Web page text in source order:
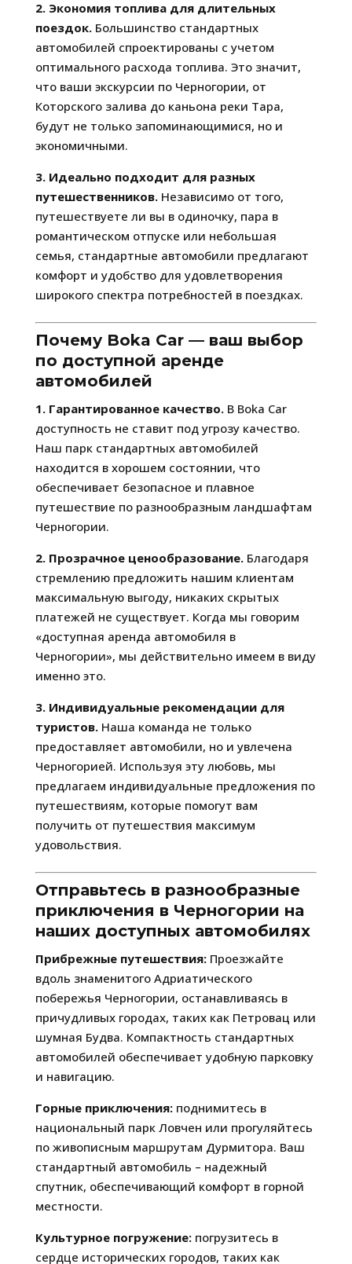
2. Экономия топлива для длительных
поездок.Большинство стандартных
автомобилей спроектированы с учетом
оптимального расхода топлива. Это значит,
что ваши экскурсии по Черногории, от
Которского залива до каньона реки Тара,
будут не только запоминающимися, но и
экономичными.
3. Идеально подходит для разных
путешественников.Независимо от того,
путешествуете ли вы в одиночку, пара в
романтическом отпуске или небольшая
семья, стандартные автомобили предлагают
комфорт и удобство для удовлетворения
широкого спектра потребностей в поездках.
Почему Boka Car — ваш выбор
по доступной аренде
автомобилей
1. Гарантированное качество.В Boka Car
доступность не ставит под угрозу качество.
Наш парк стандартных автомобилей
находится в хорошем состоянии, что
обеспечивает безопасное и плавное
путешествие по разнообразным ландшафтам
Черногории.
2. Прозрачное ценообразование.Благодаря
стремлению предложить нашим клиентам
максимальную выгоду, никаких скрытых
платежей не существует. Когда мы говорим
«доступная аренда автомобиля в
Черногории», мы действительно имеем в виду
именно это.
3. Индивидуальные рекомендации для
туристов.Наша команда не только
предоставляет автомобили, но и увлечена
Черногорией. Используя эту любовь, мы
предлагаем индивидуальные предложения по
путешествиям, которые помогут вам
получить от путешествия максимум
удовольствия.
Отправьтесь в разнообразные
приключения в Черногории на
наших доступных автомобилях
Прибрежные путешествия:Проезжайте
вдоль знаменитого Адриатического
побережья Черногории, останавливаясь в
причудливых городах, таких как Петровац или
шумная Будва. Компактность стандартных
автомобилей обеспечивает удобную парковку
и навигацию.
Горные приключения:поднимитесь в
национальный парк Ловчен или прогуляйтесь
по живописным маршрутам Дурмитора. Ваш
стандартный автомобиль – надежный
спутник, обеспечивающий комфорт в горной
местности.
Культурное погружение:погрузитесь в
сердце исторических городов, таких как